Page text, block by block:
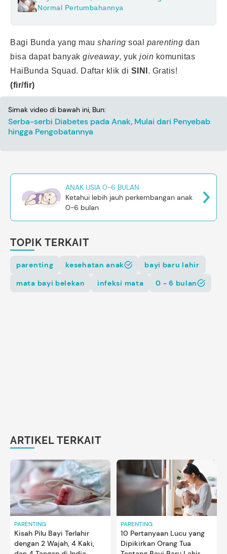
Normal Pertumbahannya
Bagi Bunda yang mau sharing soal parenting dan
bisa dapat banyak giveaway, yuk join komunitas
HaiBunda Squad. Daftar klik di SINI . Gratis!
(fir/fir)
Simak video di bawah ini, Bun:
Serba-serbi Diabetes pada Anak, Mulai dari Penyebab
hingga Pengobatannya
ANAK USIA 0-6 BULAN
Ketahui lebih jauh perkembangan anak
0-6 bulan
TOPIK TERKAIT
parenting kesehatan anak
bayi baru lahir
mata bayi belekan
infeksi mata 0 - 6 bulan
ARTIKEL TERKAIT
PARENTING
Kisah Pilu Bayi Terlahir
dengan 2 Wajah, 4 Kaki,
PARENTING
10 Pertanyaan Lucu yang
Dipikirkan Orang Tua